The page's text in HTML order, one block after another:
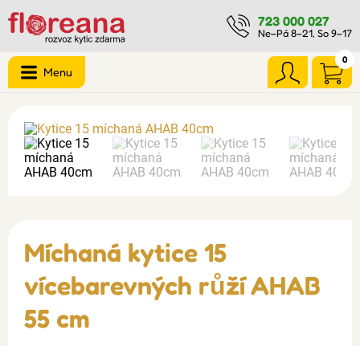
723 000 027
Ne–Pá 8–21, So 9–17
0
Menu
Míchaná kytice 15
vícebarevných růží AHAB
55 cm